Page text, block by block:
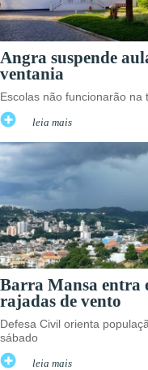
Angra suspende
ventania
Escolas não funcionarão na
leia mais
Barra Mansa entra
rajadas de vento
Defesa Civil orienta
sábado
leia mais